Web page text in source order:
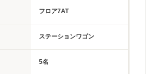
フロア7AT
ステーションワゴン
5名